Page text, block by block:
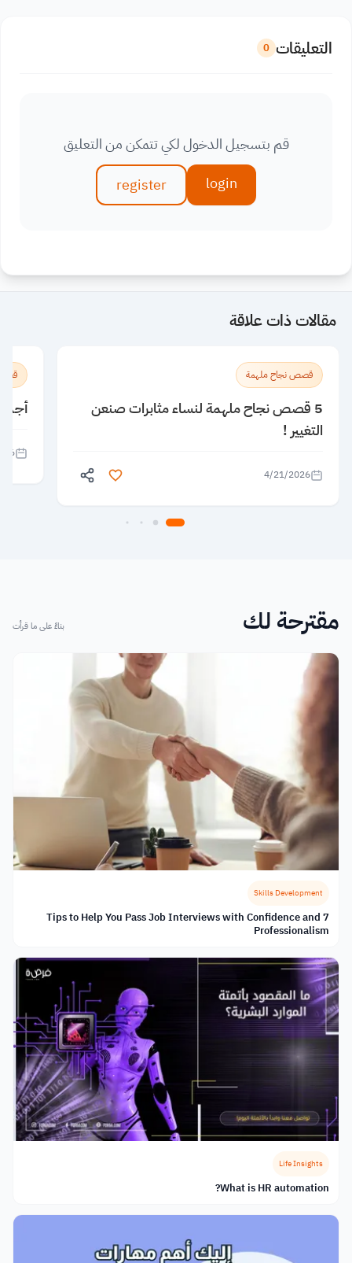
التعليقات 0
قم بتسجيل الدخول لكي تتمكن من التعليق
login
register
مقالات ذات علاقة
قصص نجاح ملهمة
5 قصص نجاح ملهمة لنساء مثابرات صنعن
التغيير !
4/21/2026
أجمل 5 قصص نجاح ريادية
مقترحة لك بناءً على ما قرأت
Skills Development
7 Tips to Help You Pass Job Interviews with Confidence and
Professionalism
Life Insights
What is HR automation?